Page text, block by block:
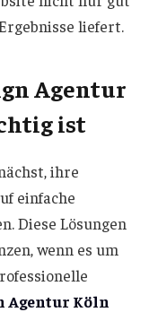
liefert.
Agentur
ist
ihre
einfache
Diese Lösungen
wenn es um
Agentur Köln